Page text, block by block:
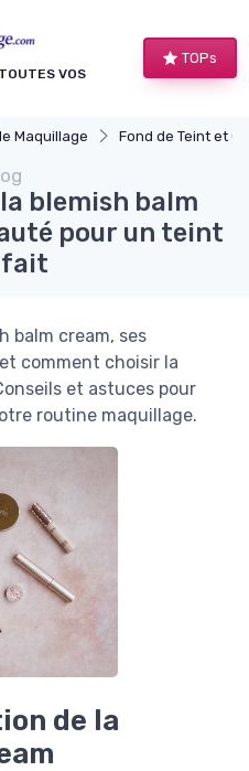
VOS
TOPs
Maquillage Fond de Teint et
blemish balm
pour un teint
balm cream, ses
comment choisir la
et astuces pour
routine maquillage.
de la